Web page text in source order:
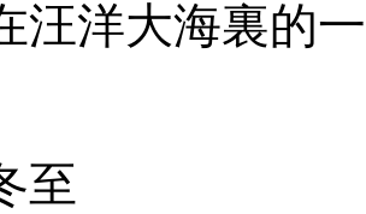
汪洋大海裏的
至